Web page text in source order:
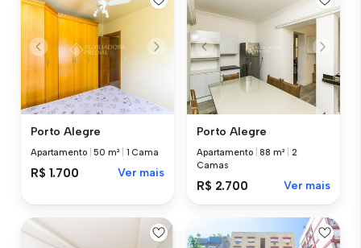
Porto Alegre
Apartamento |50 m² 1 Cama
R$ 1.700 Ver mais
Porto Alegre
Apartamento |88 m²
2
Camas
R$ 2.700 Ver mais